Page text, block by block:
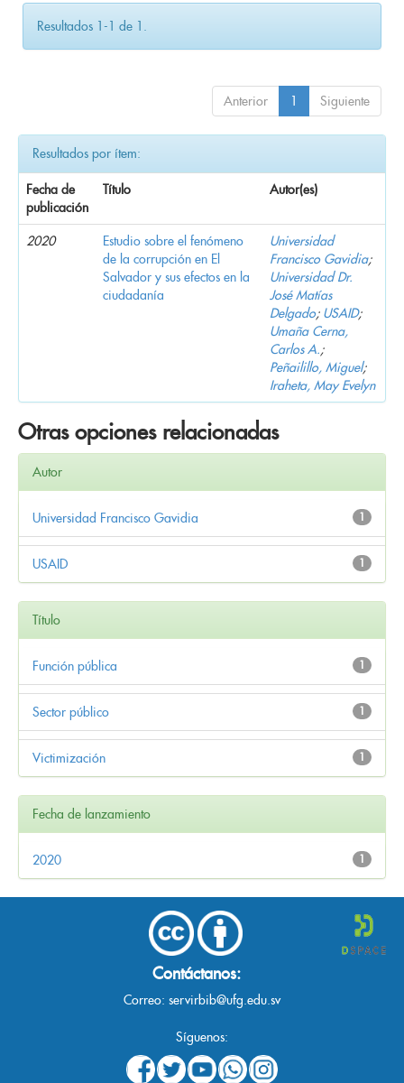
Resultados 1-1 de 1.
Anterior 1 Siguiente
Resultados por ítem:
Fecha de
publicación
Título Autor(es)
2020
Estudio sobre el fenómeno
de la corrupción en El
Salvador y sus efectos en la
ciudadanía
Universidad
Francisco Gavidia;
Universidad Dr.
José Matías
Delgado; USAID;
Umaña Cerna,
Carlos A.;
Peñailillo, Miguel;
Iraheta, May Evelyn
Otras opciones relacionadas
Autor
1
Universidad Francisco Gavidia
1
USAID
Título
1
Función pública
1
Sector público
1
Victimización
Fecha de lanzamiento
1
2020
Contáctanos:
Correo: servirbib@ufg.edu.sv
Síguenos: